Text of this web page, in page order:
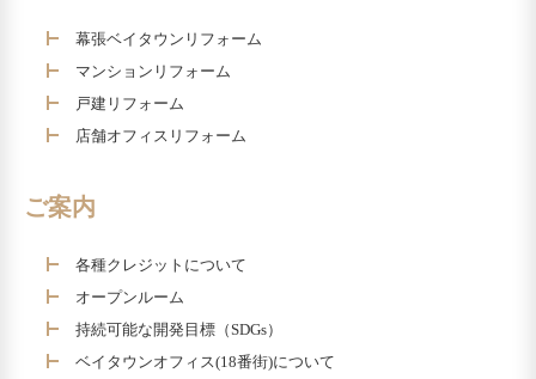
幕張ベイタウンリフォーム
マンションリフォーム
戸建リフォーム
店舗オフィスリフォーム
ご案内
各種クレジットについて
オープンルーム
持続可能な開発目標（SDGs）
ベイタウンオフィス(18番街)について